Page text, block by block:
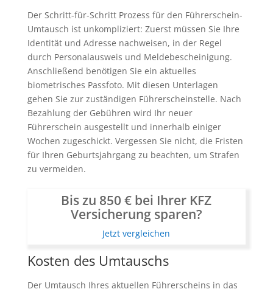
Der Schritt-für-Schritt Prozess für den Führerschein-
Umtausch ist unkompliziert: Zuerst müssen Sie Ihre
Identität und Adresse nachweisen, in der Regel
durch Personalausweis und Meldebescheinigung.
Anschließend benötigen Sie ein aktuelles
biometrisches Passfoto. Mit diesen Unterlagen
gehen Sie zur zuständigen Führerscheinstelle. Nach
Bezahlung der Gebühren wird Ihr neuer
Führerschein ausgestellt und innerhalb einiger
Wochen zugeschickt. Vergessen Sie nicht, die Fristen
für Ihren Geburtsjahrgang zu beachten, um Strafen
zu vermeiden.
Bis zu 850 € bei Ihrer KFZ
Versicherung sparen?
Jetzt vergleichen
Kosten des Umtauschs
Der Umtausch Ihres aktuellen Führerscheins in das